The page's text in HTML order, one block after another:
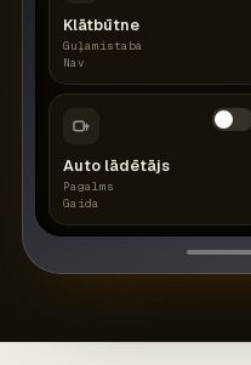
Klātbūtne
Guļamistaba
Nav
Auto lādētājs
Pagalms
Gaida